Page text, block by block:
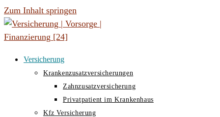
Zum Inhalt springen
Versicherung
Krankenzusatzversicherungen
Zahnzusatzversicherung
Privatpatient im Krankenhaus
Kfz Versicherung